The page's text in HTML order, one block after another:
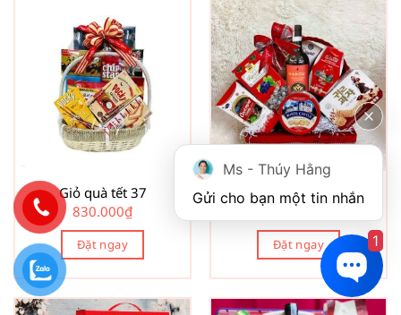
Giỏ quà tết 37
830.000₫
Đặt ngay
Giỏ quà tết 39
830.000
Đặt ngay
Ms - Thúy Hằng
Gửi cho bạn một tin nhắn
1